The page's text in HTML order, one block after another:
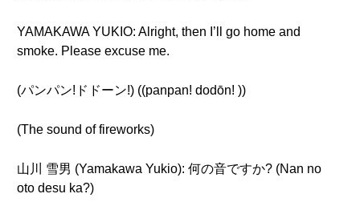
YAMAKAWA YUKIO: Alright, then I’ll go home and
smoke. Please excuse me.
(パンパン!ドドーン!) ((panpan! dodōn! ))
(The sound of fireworks)
山川 雪男 (Yamakawa Yukio): 何の音ですか? (Nan no
oto desu ka?)